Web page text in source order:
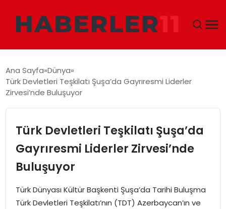
DÜNYA
TEKNOLOJI
EĞITIM
Ana Sayfa Dünya
Türk Devletleri Teşkilatı Şuşa’da Gayrıresmi Liderler
Zirvesi’nde Buluşuyor
Türk Devletleri Teşkilatı Şuşa’da
Gayrıresmi Liderler Zirvesi’nde
Buluşuyor
Türk Dünyası Kültür Başkenti Şuşa’da Tarihi Buluşma
Türk Devletleri Teşkilatı’nın (TDT) Azerbaycan’ın ve